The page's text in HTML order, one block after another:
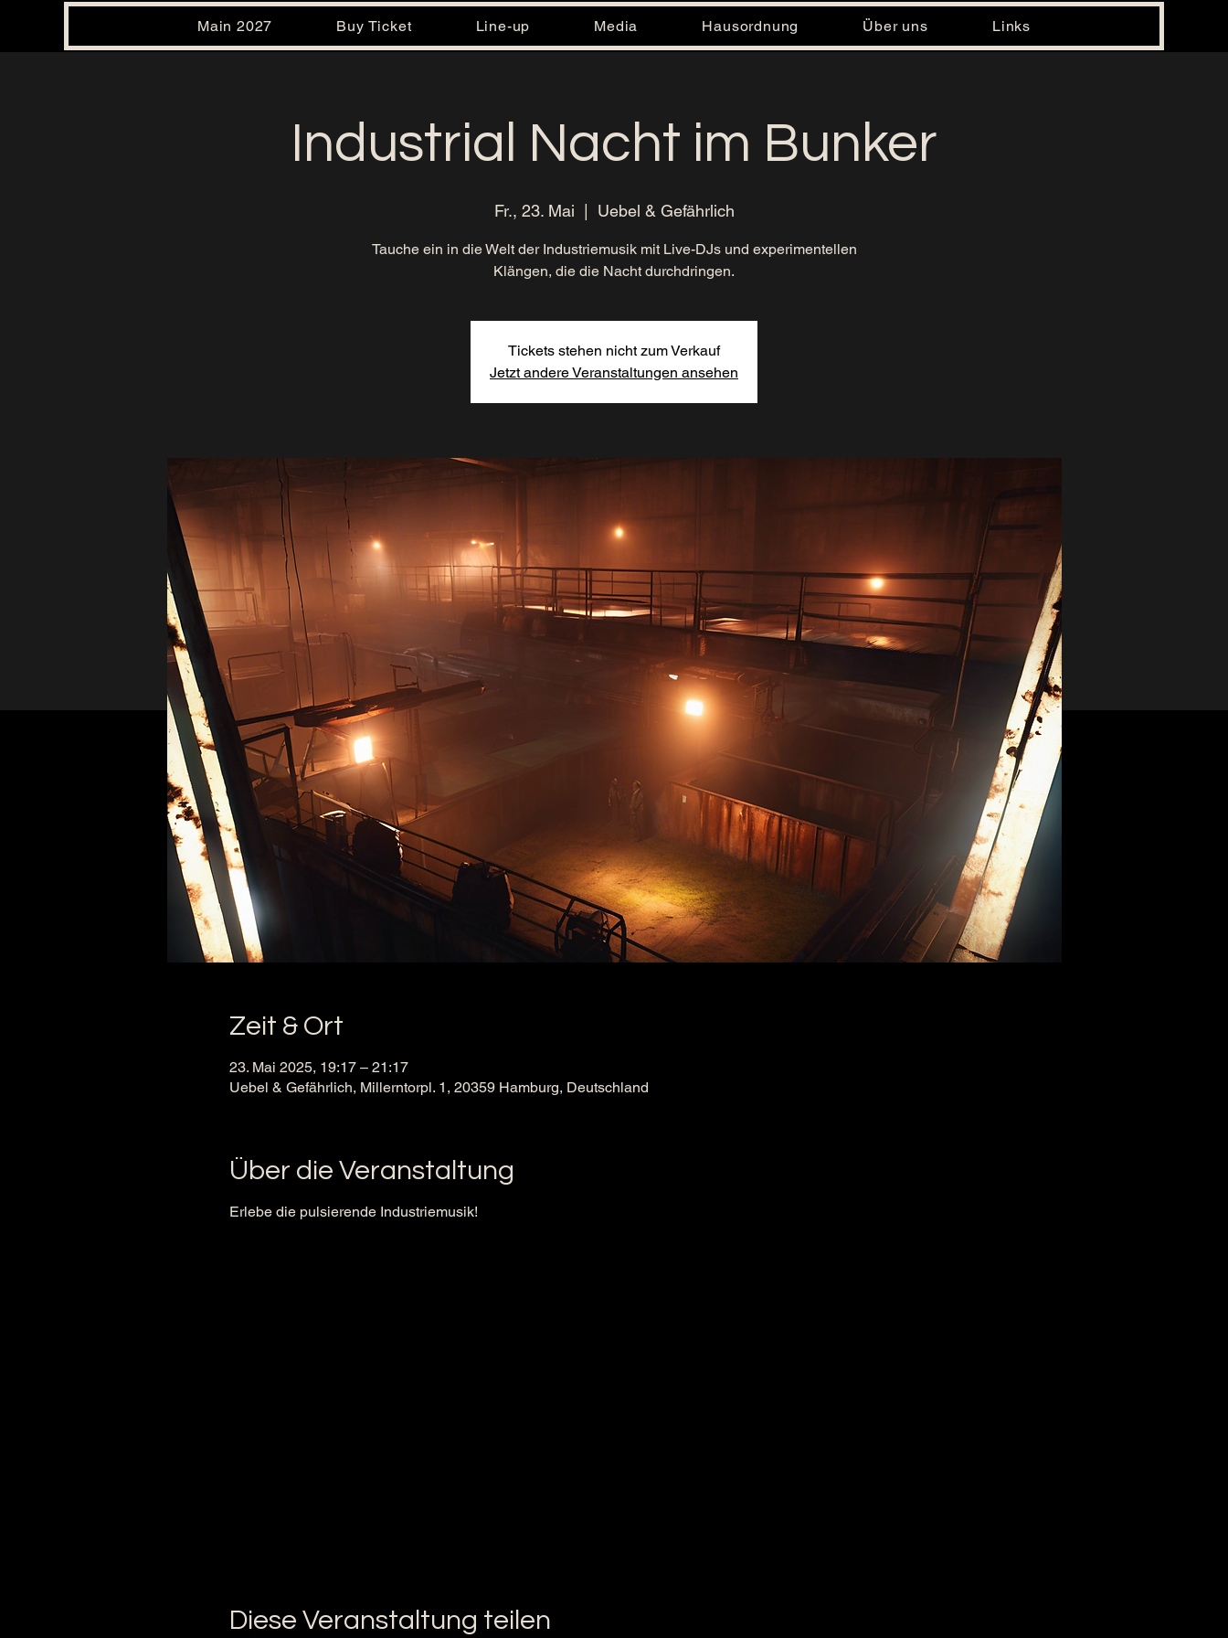
Main 2027 Buy Ticket Line-up Media Hausordnung Über uns Links
Industrial Nacht im Bunker
Fr., 23. Mai Uebel & Gefährlich
Tauche ein in die Welt der Industriemusik mit Live-DJs und experimentellen
Klängen, die die Nacht durchdringen.
Tickets stehen nicht zum Verkauf
Jetzt andere Veranstaltungen ansehen
Zeit & Ort
23. Mai 2025, 19:17 – 21:17
Uebel & Gefährlich, Millerntorpl. 1, 20359 Hamburg, Deutschland
Über die Veranstaltung
Erlebe die pulsierende Industriemusik!
Diese Veranstaltung teilen